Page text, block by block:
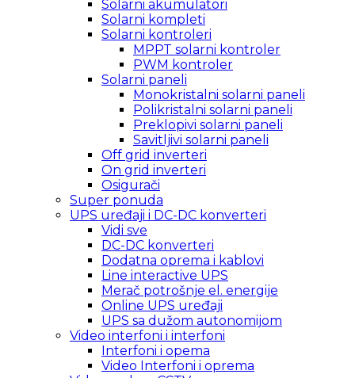
Solarni akumulatori
Solarni kompleti
Solarni kontroleri
MPPT solarni kontroler
PWM kontroler
Solarni paneli
Monokristalni solarni paneli
Polikristalni solarni paneli
Preklopivi solarni paneli
Savitljivi solarni paneli
Off grid inverteri
On grid inverteri
Osigurači
Super ponuda
UPS uređaji i DC-DC konverteri
Vidi sve
DC-DC konverteri
Dodatna oprema i kablovi
Line interactive UPS
Merač potrošnje el. energije
Online UPS uređaji
UPS sa dužom autonomijom
Video interfoni i interfoni
Interfoni i opema
Video Interfoni i oprema